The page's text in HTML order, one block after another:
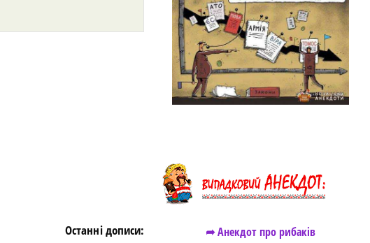
Останні дописи: ➦ Анекдот про рибаків